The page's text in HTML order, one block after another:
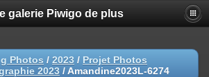
galerie Piwigo de plus
Photos / 2023 / Projet Photos
2023 / Amandine2023L-6274